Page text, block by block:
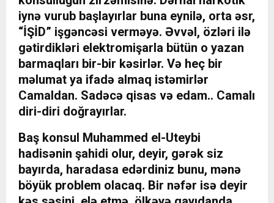
iynə vurub başlayırlar buna eynilə, orta əsr,
“İŞİD” işgəncəsi verməyə. Əvvəl, özləri ilə
gətirdikləri elektromişarla bütün o yazan
barmaqları bir-bir kəsirlər. Və heç bir
məlumat ya ifadə almaq istəmirlər
Camaldan. Sadəcə qisas və edam.. Camalı
diri-diri doğrayırlar.
Baş konsul Muhammed el-Uteybi
hadisənin şahidi olur, deyir, gərək siz
bayırda, haradasa edərdiniz bunu, mənə
böyük problem olacaq. Bir nəfər isə deyir